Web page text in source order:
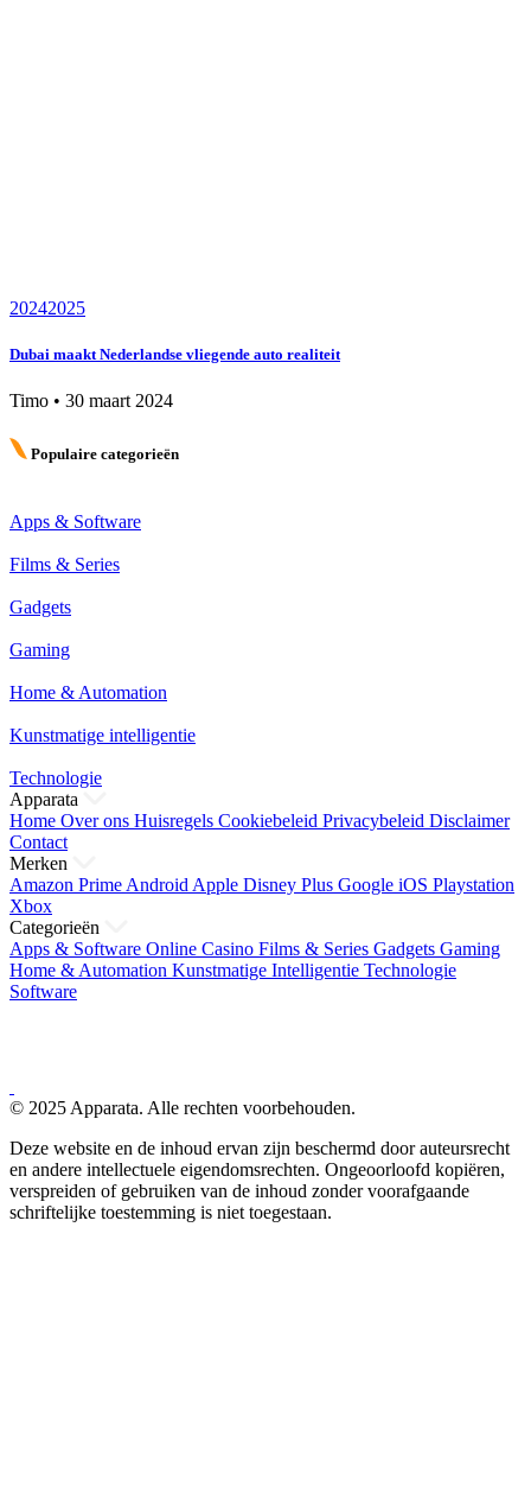
20242025
Dubai maakt Nederlandse vliegende auto realiteit
Timo • 30 maart 2024
Populaire categorieën
Apps & Software
Films & Series
Gadgets
Gaming
Home & Automation
Kunstmatige intelligentie
Technologie
Apparata
Home Over ons Huisregels Cookiebeleid Privacybeleid Disclaimer
Contact
Merken
Amazon Prime Android Apple Disney Plus Google iOS Playstation
Xbox
Categorieën
Apps & Software Online Casino Films & Series Gadgets Gaming
Home & Automation Kunstmatige Intelligentie Technologie
Software
© 2025 Apparata. Alle rechten voorbehouden.
Deze website en de inhoud ervan zijn beschermd door auteursrecht
en andere intellectuele eigendomsrechten. Ongeoorloofd kopiëren,
verspreiden of gebruiken van de inhoud zonder voorafgaande
schriftelijke toestemming is niet toegestaan.